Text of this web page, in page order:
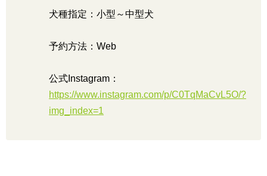
犬種指定：小型～中型犬
予約方法：Web
公式Instagram：
https://www.instagram.com/p/C0TqMaCvL5O/?
img_index=1